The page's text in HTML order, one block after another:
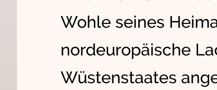
Wohle seines
nordeuropäische
Wüstenstaates